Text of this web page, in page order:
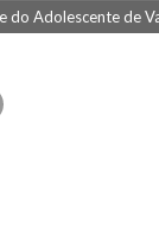
do Adolescente de